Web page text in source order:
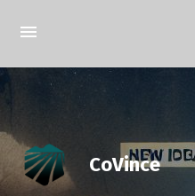
CoVince